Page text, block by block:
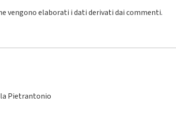
vengono elaborati i dati derivati dai commenti.
Pietrantonio